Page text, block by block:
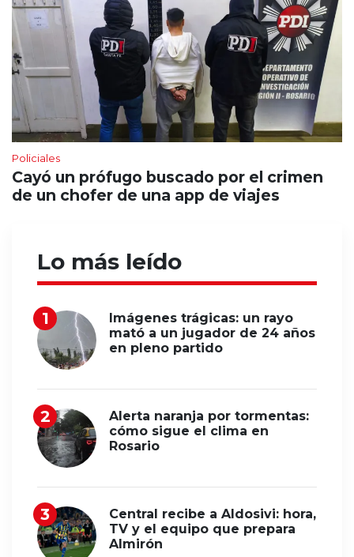
Policiales
Cayó un prófugo buscado por el crimen
de un chofer de una app de viajes
Lo más leído
Imágenes trágicas: un rayo
mató a un jugador de 24 años
en pleno partido
Alerta naranja por tormentas:
cómo sigue el clima en
Rosario
Central recibe a Aldosivi: hora,
TV y el equipo que prepara
Almirón